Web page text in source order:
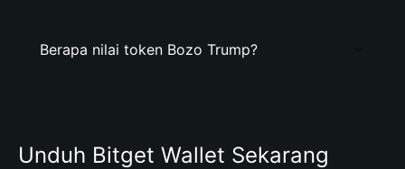
Berapa nilai token Bozo Trump?
Unduh Bitget Wallet Sekarang